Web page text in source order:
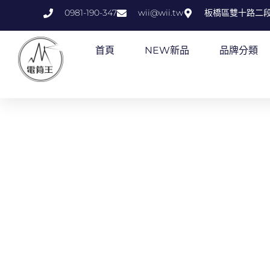
0981-190-347 wii@wii.tw 板橋區雙十路二
首頁 NEW新品 品牌分類